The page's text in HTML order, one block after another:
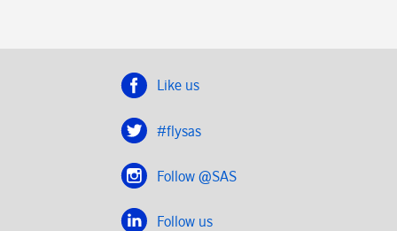
Like us
#flysas
Follow @SAS
Follow us